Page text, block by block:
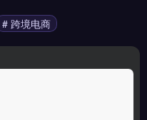
# 跨境电商